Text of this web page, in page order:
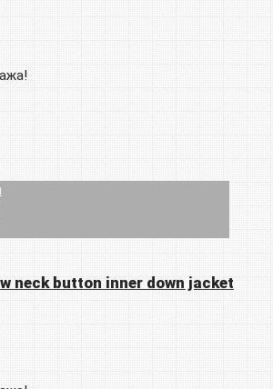
neck button inner down jacket